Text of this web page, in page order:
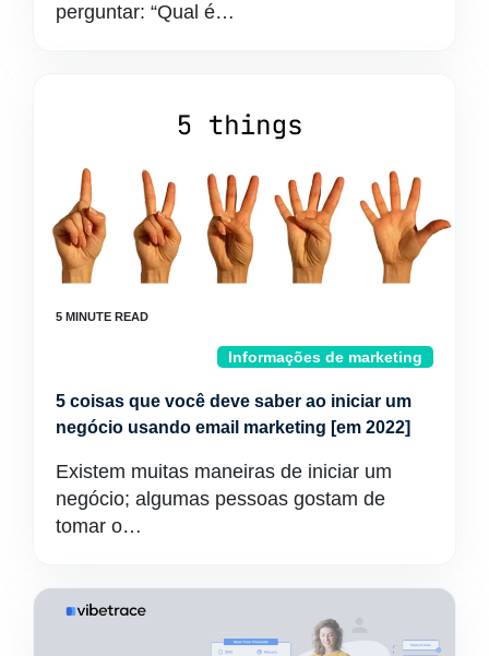
perguntar: “Qual é…
Informações de marketing
5 coisas que você deve saber ao iniciar um
negócio usando email marketing [em 2022]
Existem muitas maneiras de iniciar um
negócio; algumas pessoas gostam de
tomar o…